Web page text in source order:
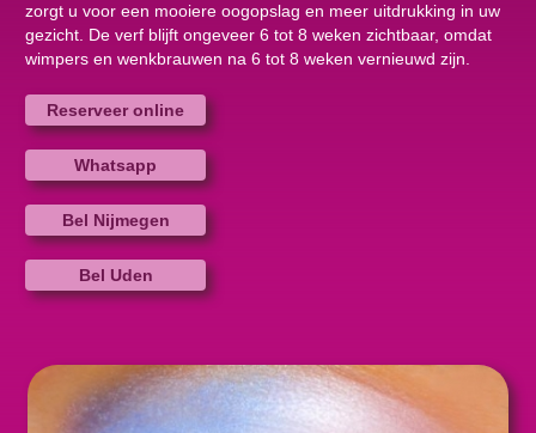
zorgt u voor een mooiere oogopslag en meer uitdrukking in uw
gezicht. De verf blijft ongeveer 6 tot 8 weken zichtbaar, omdat
wimpers en wenkbrauwen na 6 tot 8 weken vernieuwd zijn.
Reserveer online
Whatsapp
Bel Nijmegen
Bel Uden